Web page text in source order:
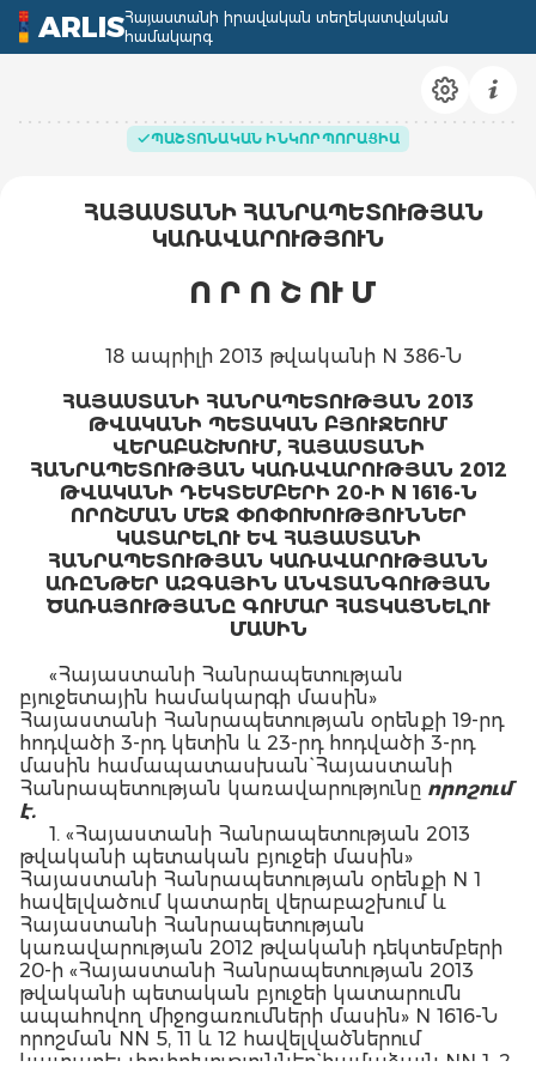
ARLISՀայաստանի իրավական տեղեկատվական
համակարգ
ՊԱՇՏՈՆԱԿԱՆ ԻՆԿՈՐՊՈՐԱՑԻԱ
ՀԱՅԱՍՏԱՆԻ ՀԱՆՐԱՊԵՏՈՒԹՅԱՆ
ԿԱՌԱՎԱՐՈՒԹՅՈՒՆ
Ո Ր Ո Շ ՈՒ Մ
18 ապրիլի 2013 թվականի N 386-Ն
ՀԱՅԱՍՏԱՆԻ ՀԱՆՐԱՊԵՏՈՒԹՅԱՆ 2013
ԹՎԱԿԱՆԻ ՊԵՏԱԿԱՆ ԲՅՈՒՋԵՈՒՄ
ՎԵՐԱԲԱՇԽՈՒՄ, ՀԱՅԱՍՏԱՆԻ
ՀԱՆՐԱՊԵՏՈՒԹՅԱՆ ԿԱՌԱՎԱՐՈՒԹՅԱՆ 2012
ԹՎԱԿԱՆԻ ԴԵԿՏԵՄԲԵՐԻ 20-Ի N 1616-Ն
ՈՐՈՇՄԱՆ ՄԵՋ ՓՈՓՈԽՈՒԹՅՈՒՆՆԵՐ
ԿԱՏԱՐԵԼՈՒ ԵՎ ՀԱՅԱՍՏԱՆԻ
ՀԱՆՐԱՊԵՏՈՒԹՅԱՆ ԿԱՌԱՎԱՐՈՒԹՅԱՆՆ
ԱՌԸՆԹԵՐ ԱԶԳԱՅԻՆ ԱՆՎՏԱՆԳՈՒԹՅԱՆ
ԾԱՌԱՅՈՒԹՅԱՆԸ ԳՈՒՄԱՐ ՀԱՏԿԱՑՆԵԼՈՒ
ՄԱՍԻՆ
«Հայաստանի Հանրապետության
բյուջետային համակարգի մասին»
Հայաստանի Հանրապետության օրենքի 19-րդ
հոդվածի 3-րդ կետին և 23-րդ հոդվածի 3-րդ
մասին համապատասխան` Հայաստանի
Հանրապետության կառավարությունը որոշում
է.
1. «Հայաստանի Հանրապետության 2013
թվականի պետական բյուջեի մասին»
Հայաստանի Հանրապետության օրենքի N 1
հավելվածում կատարել վերաբաշխում և
Հայաստանի Հանրապետության
կառավարության 2012 թվականի դեկտեմբերի
20-ի «Հայաստանի Հանրապետության 2013
թվականի պետական բյուջեի կատարումն
ապահովող միջոցառումների մասին» N 1616-Ն
որոշման NN 5, 11 և 12 հավելվածներում
կատարել փոփոխություններ` համաձայն NN 1, 2